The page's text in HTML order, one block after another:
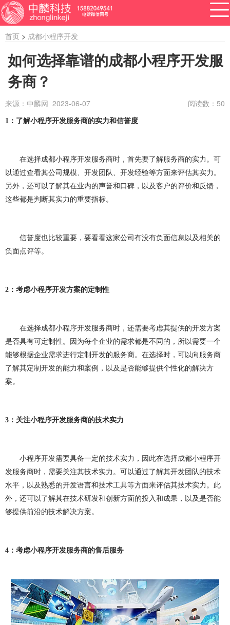
APP开发
软件开发 系统开发
公众号定制开发 微信公众号定制开发
公众号开发费用 做公众号 公众号开发问题
做OA系统 开发百科 APP开发 做APP
app开发公司 app制作公司
app开发多少钱 网站建设 做网站
企业网站建设 企业网站制作 公司网站建设
公司网站制作 企业网站设计 企业建网站
成都网站建设 成都网站制作
网站建设问题 企业建站 建网站 小程序开发
做小程序 企业小程序开发 企业小程序制作
微信小程序开发
小程序制作 小程序开发问题
首页 > 成都小程序开发
如何选择靠谱的成都小程序开发服
务商？
来源：中麟网 2023-06-07 阅读数： 50
1 ：了解小程序开发服务商的实力和信誉度
在选择成都小程序开发服务商时，首先要了解服务商的实力。可
以通过查看其公司规模、开发团队、开发经验等方面来评估其实力。
另外，还可以了解其在业内的声誉和口碑，以及客户的评价和反馈，
这些都是判断其实力的重要指标。
信誉度也比较重要，要看看这家公司有没有负面信息以及相关的
负面点评等。
2 ：考虑小程序开发方案的定制性
在选择成都小程序开发服务商时，还需要考虑其提供的开发方案
是否具有可定制性。因为每个企业的需求都是不同的，所以需要一个
能够根据企业需求进行定制开发的服务商。在选择时，可以向服务商
了解其定制开发的能力和案例，以及是否能够提供个性化的解决方
案。
3 ：关注小程序开发服务商的技术实力
小程序开发需要具备一定的技术实力，因此在选择成都小程序开
发服务商时，需要关注其技术实力。可以通过了解其开发团队的技术
水平，以及熟悉的开发语言和技术工具等方面来评估其技术实力。此
外，还可以了解其在技术研发和创新方面的投入和成果，以及是否能
够提供前沿的技术解决方案。
4 ：考虑小程序开发服务商的售后服务